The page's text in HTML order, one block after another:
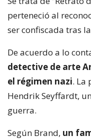
perteneció al
ser confiscada tras
De acuerdo a lo
detective de arte
el régimen nazi. La
Hendrik Seyffardt,
guerra.
Según Brand, un